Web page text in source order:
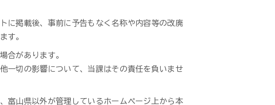
に掲載後、事前に予告もなく名称や内容等の改廃
す。
合があります。
一切の影響について、当課はその責任を負いませ
富山県以外が管理しているホームページ上から本